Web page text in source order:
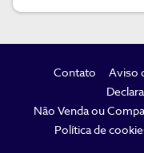
FOOTERContato Aviso
Não Venda ou
Política de